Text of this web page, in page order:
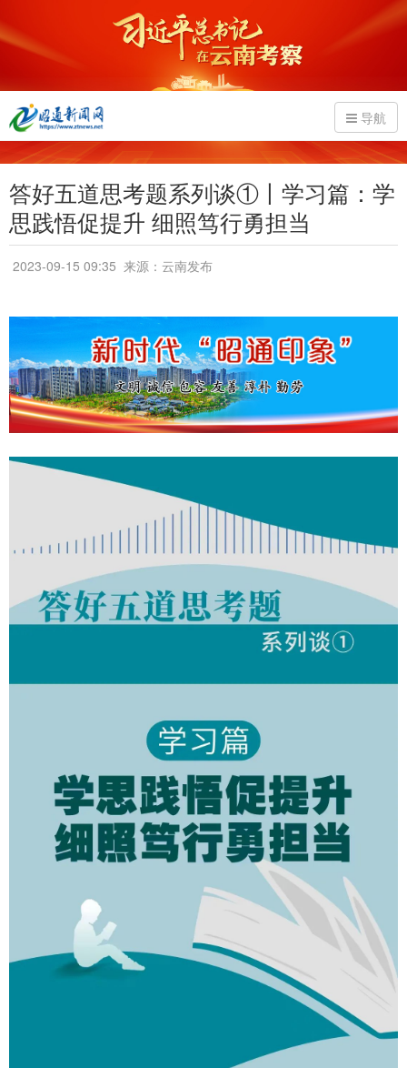
导航
答好五道思考题系列谈①丨学习篇：学
思践悟促提升 细照笃行勇担当
2023-09-15 09:35 来源：云南发布